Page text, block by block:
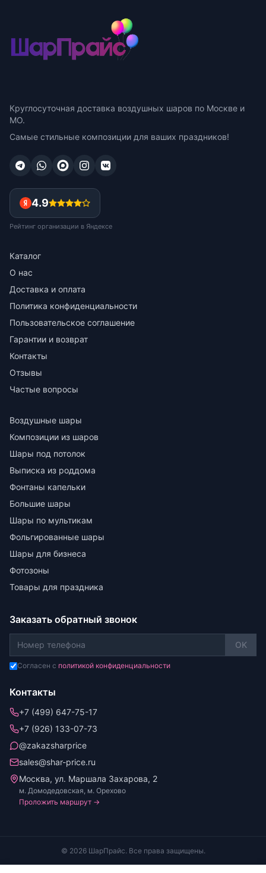
Круглосуточная доставка воздушных шаров по Москве и
МО.
Самые стильные композиции для ваших праздников!
4.9
Рейтинг организации в Яндексе
Каталог
О нас
Доставка и оплата
Политика конфиденциальности
Пользовательское соглашение
Гарантии и возврат
Контакты
Отзывы
Частые вопросы
Воздушные шары
Композиции из шаров
Шары под потолок
Выписка из роддома
Фонтаны капельки
Большие шары
Шары по мультикам
Фольгированные шары
Шары для бизнеса
Фотозоны
Товары для праздника
Заказать обратный звонок
OK
Согласен с политикой конфиденциальности
Контакты
+7 (499) 647-75-17
+7 (926) 133-07-73
@zakazsharprice
sales@shar-price.ru
Москва, ул. Маршала Захарова, 2
м. Домодедовская, м. Орехово
Проложить маршрут →
© 2026 ШарПрайс. Все права защищены.